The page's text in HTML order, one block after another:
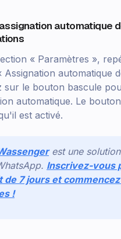
automatique
« Paramètres »,
Assignation automatique
sur le bouton bascule
automatique. Le
est activé.
est une
Inscrivez-vous
de 7 jours et
!